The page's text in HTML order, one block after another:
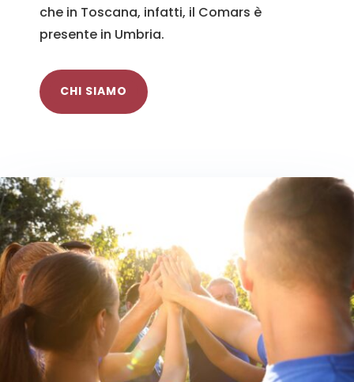
che in Toscana, infatti, il Comars è
presente in Umbria.
CHI SIAMO